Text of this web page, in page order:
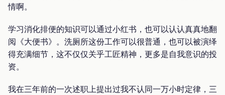
情啊。
学习消化排便的知识可以通过小红书，也可以认认真真地翻
阅《大便书》。洗厕所这份工作可以很普通，也可以被演绎
得充满细节，这不仅仅关乎工匠精神，更多是自我意识的投
资。
我在三年前的一次述职上提出过我不认同一万小时定律，三